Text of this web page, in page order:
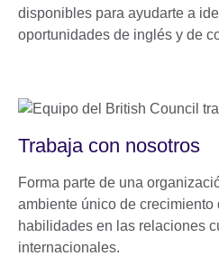
disponibles para ayudarte a
oportunidades de inglés y de
Trabaja con nosotros
Forma parte de una
ambiente único de
habilidades en las relaciones
internacionales.